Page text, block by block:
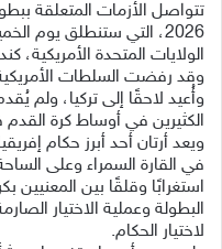
تتواصل الأزمات المتعلقة
الولايات المتحدة الأمريكية،
وقد رفضت السلطات
وأُعيد لاحقًا إلى تركيا، ولم
الكثيرين في أوساط كرة
ويعد أرتان أحد أبرز حكام
في القارة السمراء وعلى
استغرابًا وقلقًا بين المعنيين
البطولة وعملية الاختيار
لاختيار الحكام.